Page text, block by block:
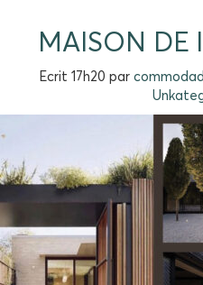
MAISON DE
Ecrit 17h20 par